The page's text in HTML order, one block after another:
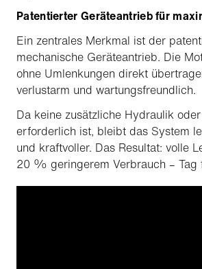
Patentierter Geräteantrieb für
Ein zentrales Merkmal ist der
mechanische Geräteantrieb. Die
ohne Umlenkungen direkt
verlustarm und wartungsfreundlich.
Da keine zusätzliche Hydraulik
erforderlich ist, bleibt das System
und kraftvoller. Das Resultat: volle
20 % geringerem Verbrauch – Tag